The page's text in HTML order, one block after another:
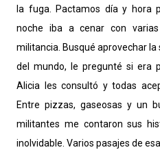
la fuga. Pactamos día y hora
noche iba a cenar con
militancia. Busqué aprovechar
del mundo, le pregunté si era
Alicia les consultó y todas
Entre pizzas, gaseosas y un
militantes me contaron sus
inolvidable. Varios pasajes de